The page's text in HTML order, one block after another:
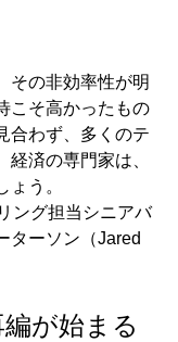
その非効率性が明
こそ高かったもの
合わず、多くのテ
済の専門家は、
ょう。
ング担当シニアバ
ターソン（Jared
が始まる